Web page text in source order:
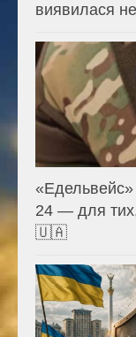
виявилася
«Едельвейс»
24 — для тих,
🇺🇦